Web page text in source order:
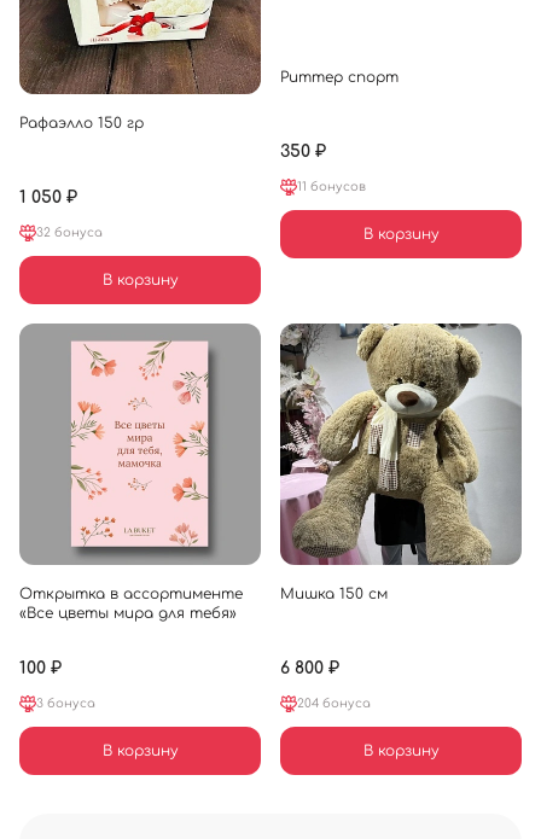
Рафаэлло 150 гр
1 050 ₽
32 бонуса
В корзину
Риттер спорт
350 ₽
11 бонусов
В корзину
Открытка в ассортименте
«Все цветы мира для тебя»
100 ₽
3 бонуса
В корзину
Мишка 150 см
6 800 ₽
204 бонуса
В корзину